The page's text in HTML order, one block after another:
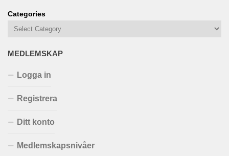
Categories
MEDLEMSKAP
Logga in
Registrera
Ditt konto
Medlemskapsnivåer